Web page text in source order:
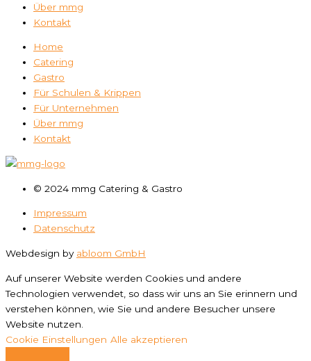
Über mmg
Kontakt
Home
Catering
Gastro
Für Schulen & Krippen
Für Unternehmen
Über mmg
Kontakt
© 2024 mmg Catering & Gastro
Impressum
Datenschutz
Webdesign by abloom GmbH
Auf unserer Website werden Cookies und andere
Technologien verwendet, so dass wir uns an Sie erinnern und
verstehen können, wie Sie und andere Besucher unsere
Website nutzen.
Cookie Einstellungen Alle akzeptieren